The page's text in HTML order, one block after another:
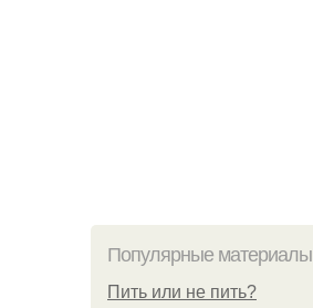
Популярные материалы
Пить или не пить?